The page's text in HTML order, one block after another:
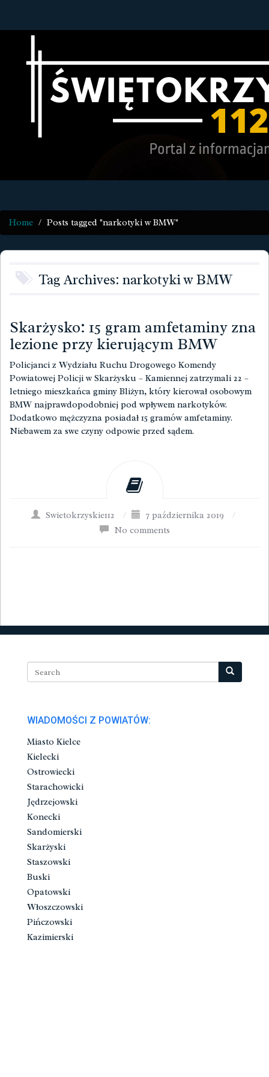
Home Posts tagged "narkotyki w BMW"
Tag Archives: narkotyki w BMW
Skarżysko: 15 gram amfetaminy zna
lezione przy kierującym BMW
Policjanci z Wydziału Ruchu Drogowego Komendy
Powiatowej Policji w Skarżysku – Kamiennej zatrzymali 22 –
letniego mieszkańca gminy Bliżyn, który kierował osobowym
BMW najprawdopodobniej pod wpływem narkotyków.
Dodatkowo mężczyzna posiadał 15 gramów amfetaminy.
Niebawem za swe czyny odpowie przed sądem.
Swietokrzyskie112 / 7 października 2019
/
No comments
WIADOMOŚCI Z POWIATÓW:
Miasto Kielce
Kielecki
Ostrowiecki
Starachowicki
Jędrzejowski
Konecki
Sandomierski
Skarżyski
Staszowski
Buski
Opatowski
Włoszczowski
Pińczowski
Kazimierski